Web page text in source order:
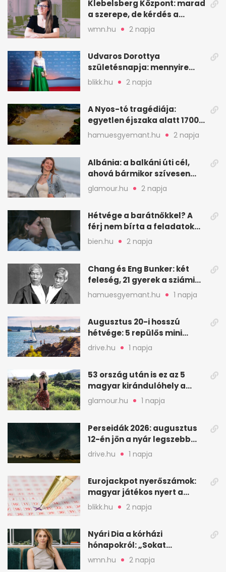
Klebelsberg Központ: marad
a szerepe, de kérdés a
hitelessége
wmn.hu 2 napja
Udvaros Dorottya
születésnapja: mennyire
ismered a filmszerepeit?
blikk.hu 2 napja
A Nyos-tó tragédiája:
egyetlen éjszaka alatt 1700
ember halt meg
hamuesgyemant.hu 2 napja
Albánia: a balkáni úti cél,
ahová bármikor szívesen
visszamennék
glamour.hu 2 napja
Hétvége a barátnőkkel? A
férj nem bírta a feladatokat,
a feleség levegőt kér
bien.hu 2 napja
Chang és Eng Bunker: két
feleség, 21 gyerek a sziámi
ikrek életében
hamuesgyemant.hu 1 napja
Augusztus 20-i hosszú
hétvége: 5 repülős mini
nyaralás 0 szabadsággal
drive.hu 1 napja
53 ország után is ez az 5
magyar kirándulóhely a
kedvencem
glamour.hu 1 napja
Perseidák 2026: augusztus
12-én jön a nyár legszebb
csillaghullása
drive.hu 1 napja
Eurojackpot nyerőszámok:
magyar játékos nyert a
2026. augusztus 4-i húzáson
blikk.hu 2 napja
Nyári Dia a kórházi
hónapokról: „Sokat
veszekedtem Istennel”
wmn.hu 2 napja